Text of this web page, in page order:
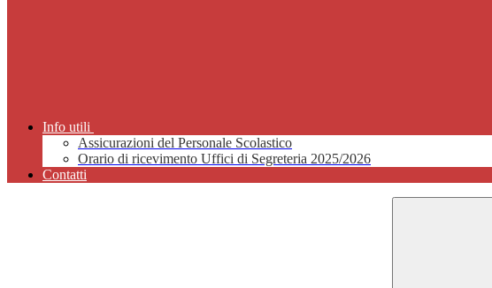
Info utili
Assicurazioni del Personale Scolastico
Orario di ricevimento Uffici di Segreteria 2025/2026
Contatti